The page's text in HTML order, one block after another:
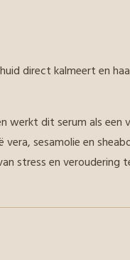
direct kalmeert en
werkt dit serum als
sesamolie en
stress en veroudering